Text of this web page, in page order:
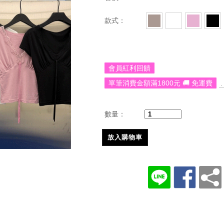
款式：
會員紅利回饋
單筆消費金額滿1800元 🚚 免運費
.
數量：
放入購物車